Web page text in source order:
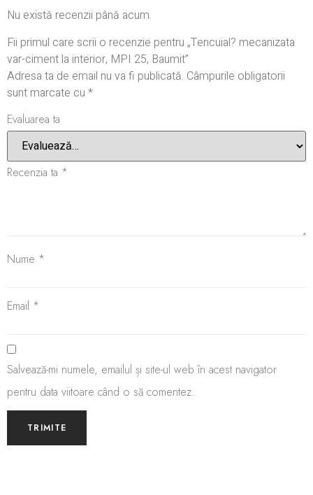
Nu există recenzii până acum.
Fii primul care scrii o recenzie pentru „Tencuial? mecanizata
var-ciment la interior, MPI 25, Baumit”
Adresa ta de email nu va fi publicată. Câmpurile obligatorii
sunt marcate cu *
Evaluarea ta
Recenzia ta *
Nume *
Email *
Salvează-mi numele, emailul și site-ul web în acest navigator
pentru data viitoare când o să comentez.